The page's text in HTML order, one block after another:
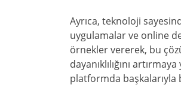
Ayrıca, teknoloji
uygulamalar ve online
örnekler vererek, bu
dayanıklılığını
platformda başkalarıyla